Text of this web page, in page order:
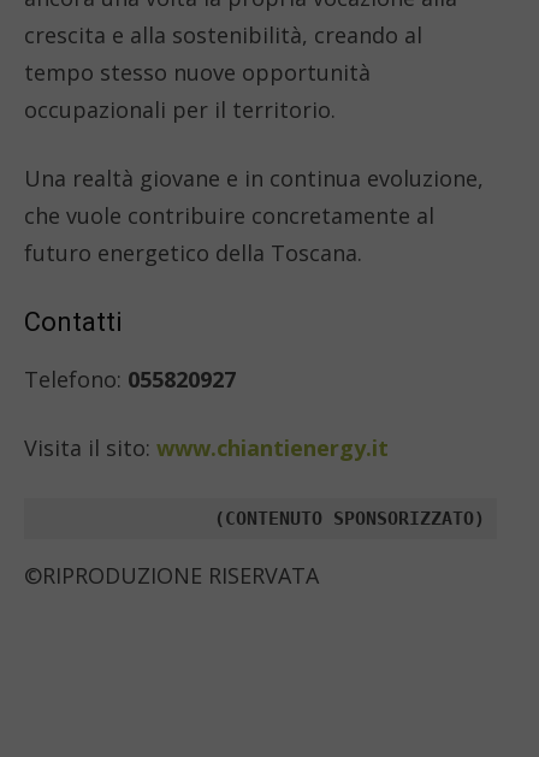
crescita e alla sostenibilità, creando al
tempo stesso nuove opportunità
occupazionali per il territorio.
Una realtà giovane e in continua evoluzione,
che vuole contribuire concretamente al
futuro energetico della Toscana.
Contatti
Telefono: 055820927
Visita il sito: www.chiantienergy.it
(CONTENUTO SPONSORIZZATO)
©RIPRODUZIONE RISERVATA